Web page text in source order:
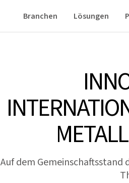
Branchen Lösungen
Auf dem